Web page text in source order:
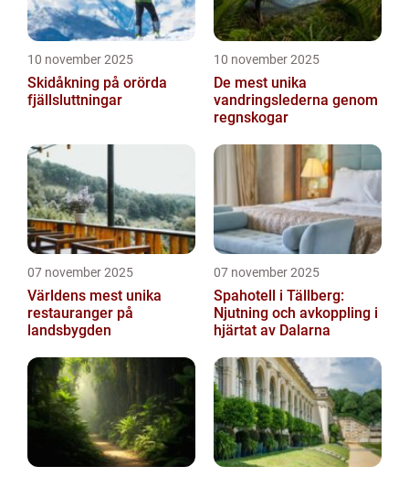
10 november 2025
Skidåkning på orörda
fjällsluttningar
10 november 2025
De mest unika
vandringslederna genom
regnskogar
07 november 2025
Världens mest unika
restauranger på
landsbygden
07 november 2025
Spahotell i Tällberg:
Njutning och avkoppling i
hjärtat av Dalarna